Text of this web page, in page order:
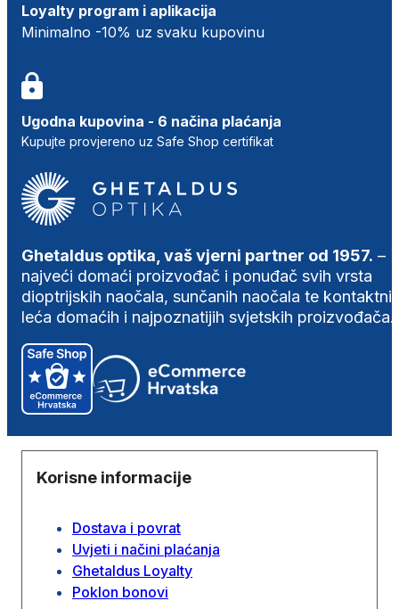
Loyalty program i aplikacija
Minimalno -10% uz svaku kupovinu
Ugodna kupovina - 6 načina plaćanja
Kupujte provjereno uz Safe Shop certifikat
Ghetaldus optika, vaš vjerni partner od 1957. –
najveći domaći proizvođač i ponuđač svih vrsta
dioptrijskih naočala, sunčanih naočala te
leća domaćih i najpoznatijih svjetskih proizvođača.
Korisne informacije
Dostava i povrat
Uvjeti i načini plaćanja
Ghetaldus Loyalty
Poklon bonovi